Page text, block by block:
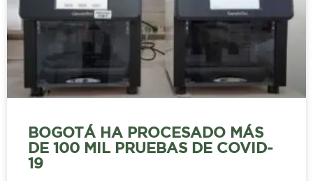
BOGOTÁ HA PROCESADO MÁS
DE 100 MIL PRUEBAS DE COVID-
19